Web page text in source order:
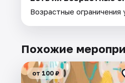
Возрастные ограничения
Похожие
от 100 ₽